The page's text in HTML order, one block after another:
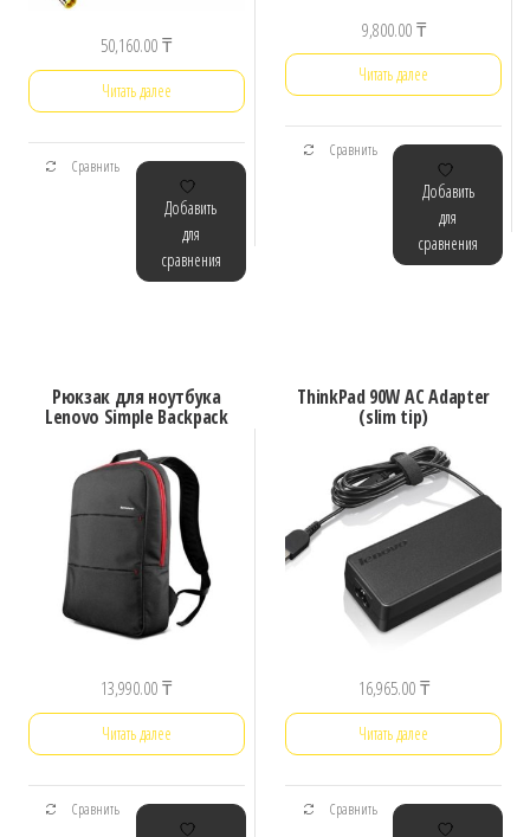
50,160.00₸
Читать далее
Сравнить
Добавить
для
сравнения
9,800.00₸
Читать далее
Сравнить
Добавить
для
сравнения
Рюкзак для ноутбука
Lenovo Simple Backpack
13,990.00₸
Читать далее
Сравнить
ThinkPad 90W AC Adapter
(slim tip)
16,965.00₸
Читать далее
Сравнить